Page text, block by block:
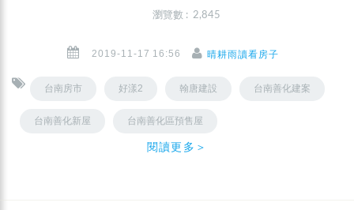
瀏覽數 : 2,845
2019-11-17 16:56 晴耕雨讀看房子
台南房市 好漾2 翰唐建設 台南善化建案
台南善化新屋 台南善化區預售屋
閱讀更多＞